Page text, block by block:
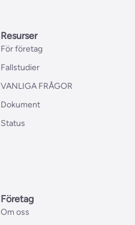
Resurser
För företag
Fallstudier
VANLIGA FRÅGOR
Dokument
Status
Företag
Om oss